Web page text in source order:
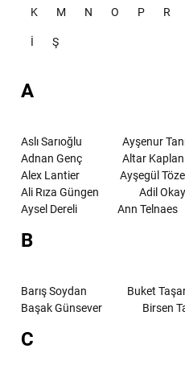
K M N O P R
İ Ş
A
Aslı Sarıoğlu
Ayşenur
Adnan Genç
Altar Kaplan
Alex Lantier
Ayşegül
Ali Rıza Güngen
Adil Okay
Aysel Dereli
Ann Telnaes
B
Barış Soydan
Buket
Başak Günsever
Birsen
C